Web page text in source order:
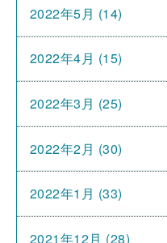
2022年5月 (14)
2022年4月 (15)
2022年3月 (25)
2022年2月 (30)
2022年1月 (33)
2021年12月 (28)